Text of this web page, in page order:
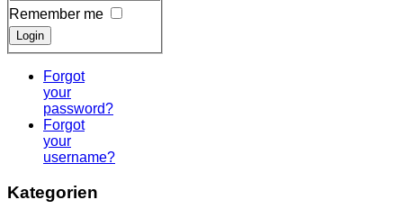
Remember me
Forgot
your
password?
Forgot
your
username?
Kategorien